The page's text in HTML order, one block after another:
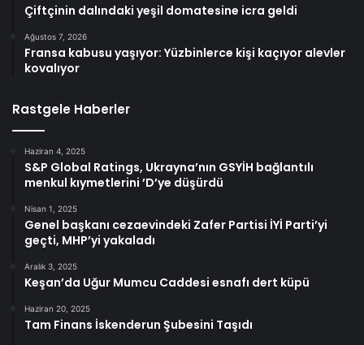
Çiftçinin dalındaki yeşil domatesine icra geldi
Ağustos 7, 2026
Fransa kabusu yaşıyor: Yüzbinlerce kişi kaçıyor alevler
kovalıyor
Rastgele Haberler
Haziran 4, 2025
S&P Global Ratings, Ukrayna’nın GSYİH bağlantılı
menkul kıymetlerini ’D’ye düşürdü
Nisan 1, 2025
Genel başkanı cezaevindeki Zafer Partisi İYİ Parti’yi
geçti, MHP’yi yakaladı
Aralık 3, 2025
Keşan’da Uğur Mumcu Caddesi esnafı dert küpü
Haziran 20, 2025
Tam Finans İskenderun Şubesini Taşıdı